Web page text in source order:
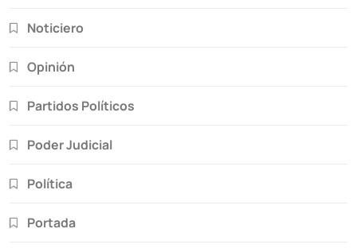
Noticiero
Opinión
Partidos Políticos
Poder Judicial
Política
Portada